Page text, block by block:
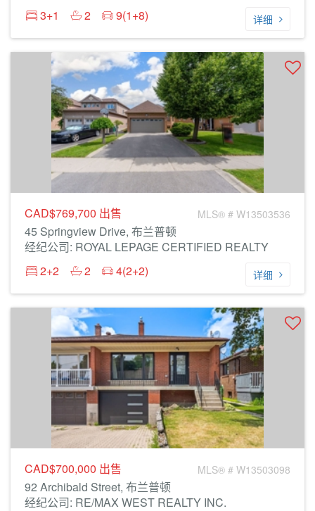
3+1
2 9(1+8) 详细
CAD$769,700 出售 MLS® # W13503536
45 Springview Drive, 布兰普顿
经纪公司: ROYAL LEPAGE CERTIFIED REALTY
2+2
2 4(2+2) 详细
CAD$700,000 出售 MLS® # W13503098
92 Archibald Street, 布兰普顿
经纪公司: RE/MAX WEST REALTY INC.